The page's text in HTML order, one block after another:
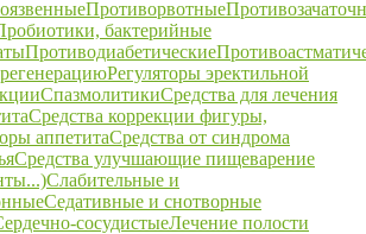
Противорвотные
бактерийные
Противодиабетические
Регуляторы эректильной
СпазмолитикиСредства для лечения
Средства коррекции фигуры,
аппетитаСредства от синдрома
Средства улучшающие пищеварение
Слабительные и
Седативные и снотворные
сосудистыеЛечение полости